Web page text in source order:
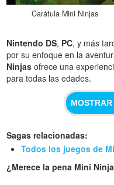
Carátula Mini Ninjas
Nintendo DS, PC, y más
por su enfoque en la
Ninjas ofrece una
para todas las edades.
Sagas relacionadas:
Todos los juegos de
¿Merece la pena Mini